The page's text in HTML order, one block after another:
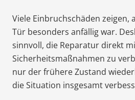
Viele Einbruchschäden zeigen,
Tür besonders anfällig war.
sinnvoll, die Reparatur direkt
Sicherheitsmaßnahmen zu
nur der frühere Zustand
die Situation insgesamt